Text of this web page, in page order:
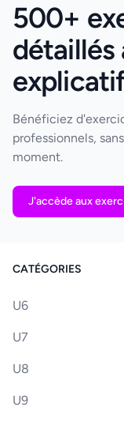
500+
détaillés
Bénéficiez
professionnels,
moment.
J'accède aux
CATÉGORIES
U6
U7
U8
U9